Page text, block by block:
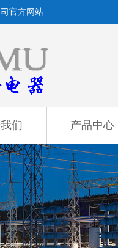
官方网站
们 产品中心